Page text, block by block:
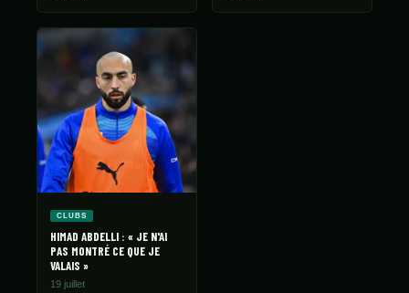
CLUBS
HIMAD ABDELLI : « JE N'AI
PAS MONTRÉ CE QUE JE
VALAIS »
19 juillet